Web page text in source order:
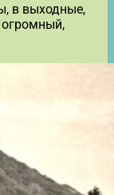
в выходные,